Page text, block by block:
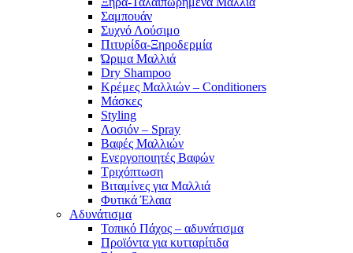
Σαμπουάν
Συχνό Λούσιμο
Πιτυρίδα-Ξηροδερμία
Ώριμα Μαλλιά
Dry Shampoo
Κρέμες Μαλλιών – Conditioners
Μάσκες
Styling
Λοσιόν – Spray
Βαφές Μαλλιών
Ενεργοποιητές Βαφών
Τριχόπτωση
Βιταμίνες για Μαλλιά
Φυτικά Έλαια
Αδυνάτισμα
Τοπικό Πάχος – αδυνάτισμα
Προϊόντα για κυτταρίτιδα